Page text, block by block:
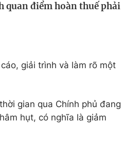
Thị trường
quan điểm hoàn thuế phải
giải trình và làm rõ một
gian qua Chính phủ đang
hụt, có nghĩa là giảm